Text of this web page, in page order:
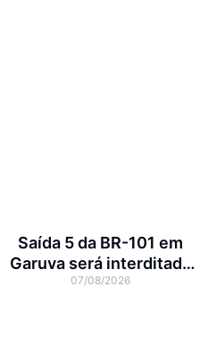
Saída 5 da BR-101 em
Garuva será interditada
por até 90 dias para obras
07/08/2026